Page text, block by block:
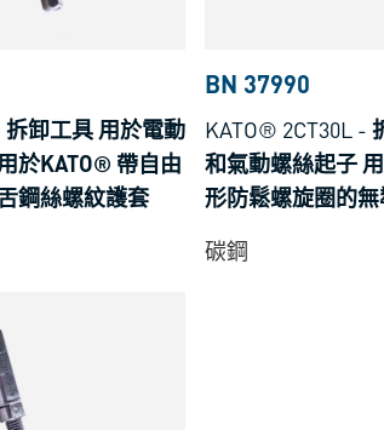
拆卸工具 用於電動
於KATO® 帶自由
鋼絲螺紋護套
BN 37990
KATO® 2CT30L -
和氣動螺絲起子
形防鬆螺旋圈的
碳鋼